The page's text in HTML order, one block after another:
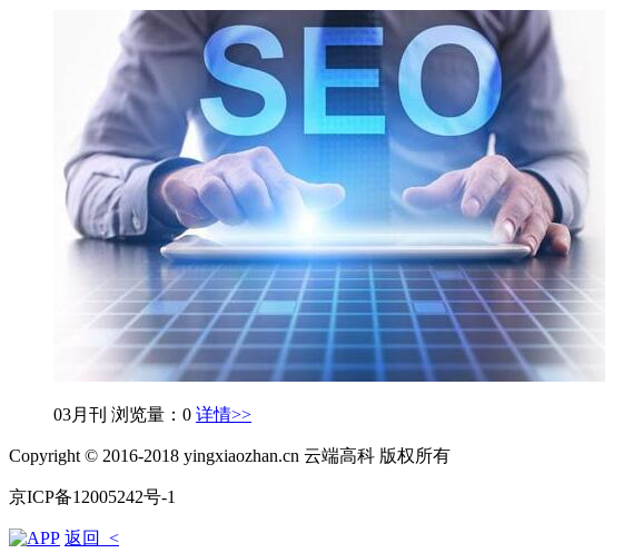
03月刊 浏览量：0 详情>>
Copyright © 2016-2018 yingxiaozhan.cn 云端高科 版权所有
京ICP备12005242号-1
返回 <